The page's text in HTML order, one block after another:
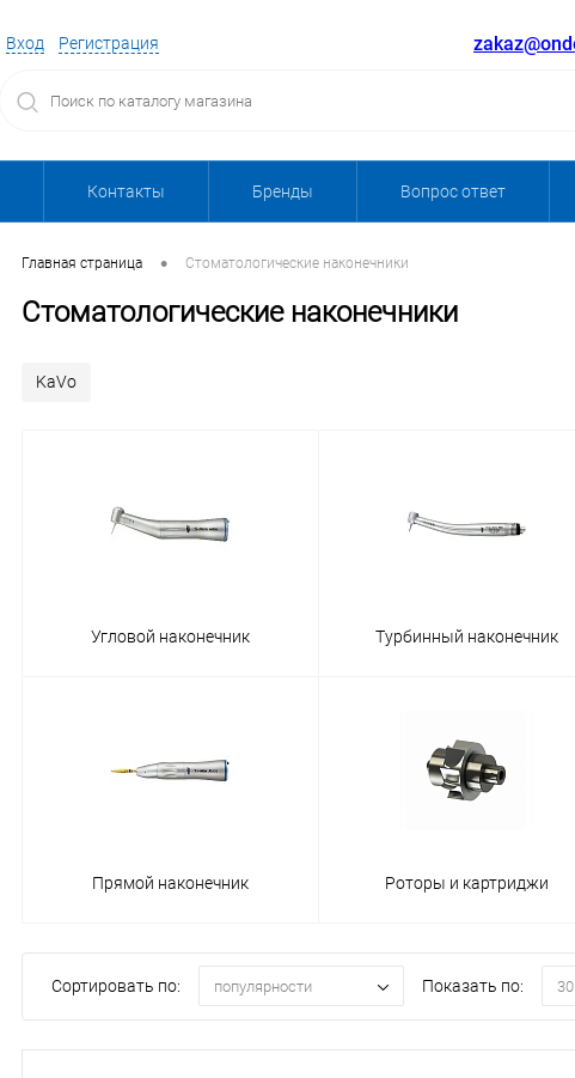
Вход Регистрация
Контакты Бренды Вопрос ответ
Главная страница • Стоматологические наконечники
Стоматологические наконечники
KaVo
Угловой наконечник Турбинный наконечник
Прямой наконечник Роторы и картриджи
Сортировать по: популярности Показать по: 30